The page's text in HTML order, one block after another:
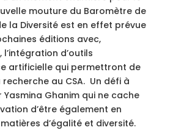
mouture du Baromètre de
la Diversité est en effet prévue
éditions avec,
d’outils
artificielle qui permettront de
au CSA. Un défi à
Yasmina Ghanim qui ne cache
d’être également en
d’égalité et diversité.